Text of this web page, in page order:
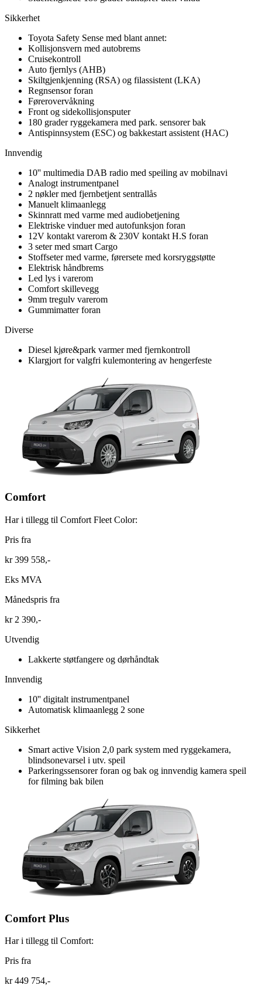
Sikkerhet
Toyota Safety Sense med blant annet:
Kollisjonsvern med autobrems
Cruisekontroll
Auto fjernlys (AHB)
Skiltgjenkjenning (RSA) og filassistent (LKA)
Regnsensor foran
Førerovervåkning
Front og sidekollisjonsputer
180 grader ryggekamera med park. sensorer bak
Antispinnsystem (ESC) og bakkestart assistent (HAC)
Innvendig
10'' multimedia DAB radio med speiling av mobilnavi
Analogt instrumentpanel
2 nøkler med fjernbetjent sentrallås
Manuelt klimaanlegg
Skinnratt med varme med audiobetjening
Elektriske vinduer med autofunksjon foran
12V kontakt varerom & 230V kontakt H.S foran
3 seter med smart Cargo
Stoffseter med varme, førersete med korsryggstøtte
Elektrisk håndbrems
Led lys i varerom
Comfort skillevegg
9mm tregulv varerom
Gummimatter foran
Diverse
Diesel kjøre&park varmer med fjernkontroll
Klargjort for valgfri kulemontering av hengerfeste
Comfort
Har i tillegg til Comfort Fleet Color:
Pris fra
kr 399 558,-
Eks MVA
Månedspris fra
kr 2 390,-
Utvendig
Lakkerte støtfangere og dørhåndtak
Innvendig
10'' digitalt instrumentpanel
Automatisk klimaanlegg 2 sone
Sikkerhet
Smart active Vision 2,0 park system med ryggekamera,
blindsonevarsel i utv. speil
Parkeringssensorer foran og bak og innvendig kamera speil
for filming bak bilen
Comfort Plus
Har i tillegg til Comfort:
Pris fra
kr 449 754,-